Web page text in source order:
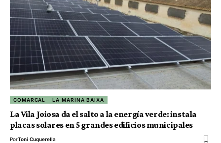
COMARCAL LA MARINA BAIXA
La Vila Joiosa da el salto a la energía verde: instala
placas solares en 5 grandes edificios municipales
PorToni Cuquerella